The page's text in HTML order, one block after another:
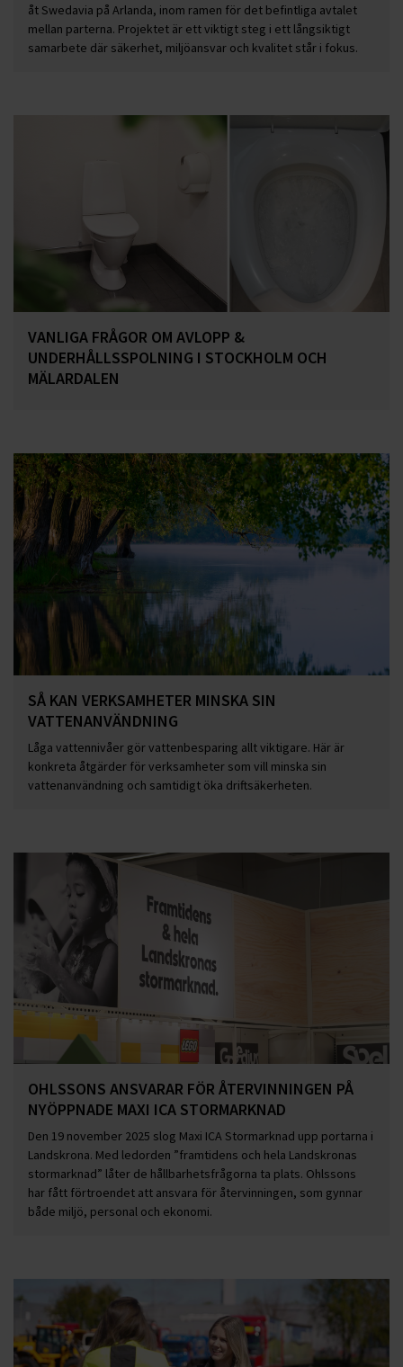
åt Swedavia på Arlanda, inom ramen för det befintliga avtalet
mellan parterna. Projektet är ett viktigt steg i ett långsiktigt
samarbete där säkerhet, miljöansvar och kvalitet står i fokus.
VANLIGA FRÅGOR OM AVLOPP &
UNDERHÅLLSSPOLNING I STOCKHOLM OCH
MÄLARDALEN
SÅ KAN VERKSAMHETER MINSKA SIN
VATTENANVÄNDNING
Låga vattennivåer gör vattenbesparing allt viktigare. Här är
konkreta åtgärder för verksamheter som vill minska sin
vattenanvändning och samtidigt öka driftsäkerheten.
OHLSSONS ANSVARAR FÖR ÅTERVINNINGEN PÅ
NYÖPPNADE MAXI ICA STORMARKNAD
Den 19 november 2025 slog Maxi ICA Stormarknad upp portarna i
Landskrona. Med ledorden ”framtidens och hela Landskronas
stormarknad” låter de hållbarhetsfrågorna ta plats. Ohlssons
har fått förtroendet att ansvara för återvinningen, som gynnar
både miljö, personal och ekonomi.